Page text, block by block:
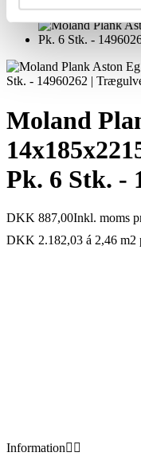
Moland
Pk. 6 Stk. -
DKK 887,00Inkl. moms
DKK 2.182,03 á 2,46 m2
Information 